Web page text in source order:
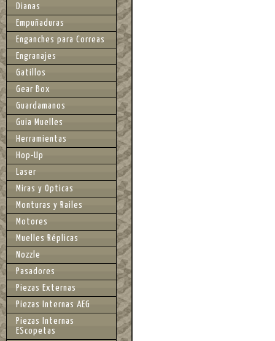
Dianas
Empuñaduras
Enganches para Correas
Engranajes
Gatillos
Gear Box
Guardamanos
Guia Muelles
Herramientas
Hop-Up
Laser
Miras y Opticas
Monturas y Railes
Motores
Muelles Réplicas
Nozzle
Pasadores
Piezas Externas
Piezas Internas AEG
Piezas Internas
EScopetas